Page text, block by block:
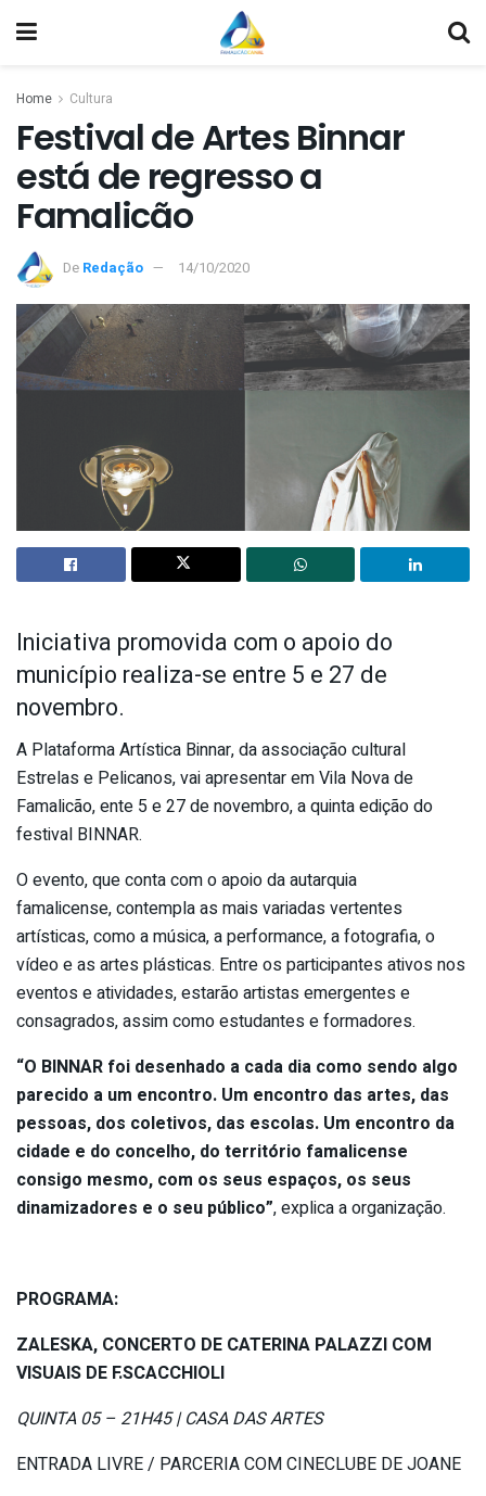
Home Cultura
Festival de Artes Binnar
está de regresso a
Famalicão
De Redação 14/10/2020
Iniciativa promovida com o apoio do
município realiza-se entre 5 e 27 de
novembro.
A Plataforma Artística Binnar, da associação cultural
Estrelas e Pelicanos, vai apresentar em Vila Nova de
Famalicão, ente 5 e 27 de novembro, a quinta edição do
festival BINNAR.
O evento, que conta com o apoio da autarquia
famalicense, contempla as mais variadas vertentes
artísticas, como a música, a performance, a fotografia, o
vídeo e as artes plásticas. Entre os participantes ativos nos
eventos e atividades, estarão artistas emergentes e
consagrados, assim como estudantes e formadores.
“O BINNAR foi desenhado a cada dia como sendo algo
parecido a um encontro. Um encontro das artes, das
pessoas, dos coletivos, das escolas. Um encontro da
cidade e do concelho, do território famalicense
consigo mesmo, com os seus espaços, os seus
dinamizadores e o seu público”, explica a organização.
PROGRAMA:
ZALESKA, CONCERTO DE CATERINA PALAZZI COM
VISUAIS DE F.SCACCHIOLI
QUINTA 05 – 21H45 | CASA DAS ARTES
ENTRADA LIVRE / PARCERIA COM CINECLUBE DE JOANE